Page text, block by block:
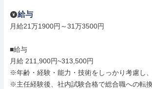
給与
月給21万1900円～31万3500円
■給与
月給 211,900円~313,500円
※年齢・経験・能力・技術をしっかり考慮し、
※主任経験後、社内試験合格で総合職への転